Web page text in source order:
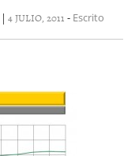
| 4 JULIO, 2011 - Escrito